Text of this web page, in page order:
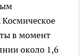
в момент
около 1,6